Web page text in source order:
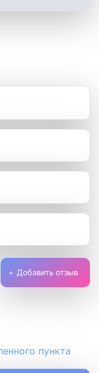
Добавить отзыв
пункта